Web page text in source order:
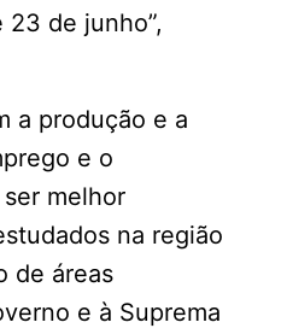
de junho”,
a produção e a
e o
melhor
na região
de áreas
e à Suprema